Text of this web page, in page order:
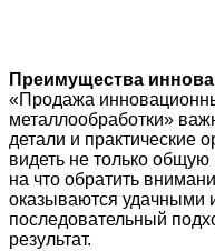
Преимущества
«Продажа
металлообработки»
детали и практические
видеть не только
на что обратить
оказываются удачными
последовательный
результат.